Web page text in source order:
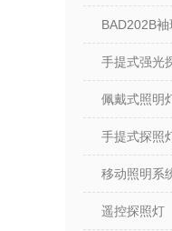
BAD202B
手提式强光
佩戴式照明
手提式探照
移动照明系
遥控探照灯